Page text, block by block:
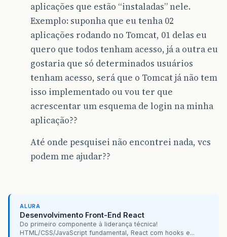
aplicações que estão “instaladas” nele.
Exemplo: suponha que eu tenha 02
aplicações rodando no Tomcat, 01 delas eu
quero que todos tenham acesso, já a outra eu
gostaria que só determinados usuários
tenham acesso, será que o Tomcat já não tem
isso implementado ou vou ter que
acrescentar um esquema de login na minha
aplicação??
Até onde pesquisei não encontrei nada, vcs
podem me ajudar??
ALURA
Desenvolvimento Front-End React
Do primeiro componente à liderança técnica!
HTML/CSS/JavaScript fundamental, React com hooks e...